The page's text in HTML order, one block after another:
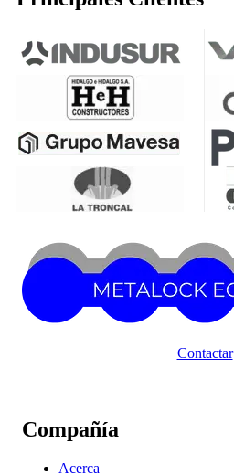
Contactar
Compañía
Acerca